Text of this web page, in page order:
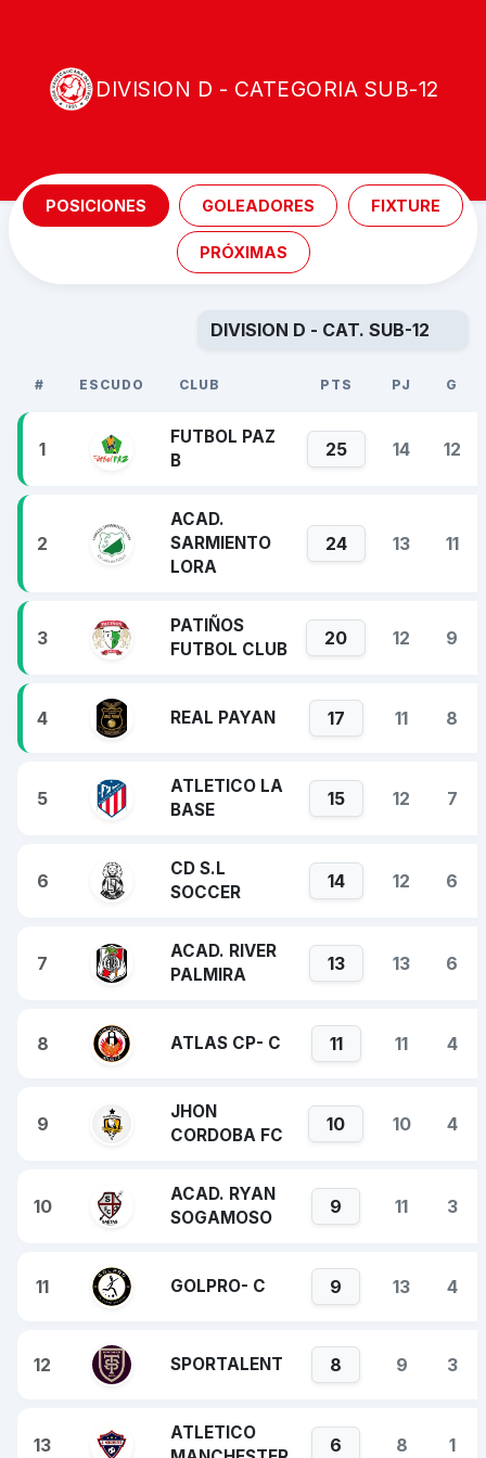
DIVISION D - CATEGORIA SUB-12
POSICIONES GOLEADORES FIXTURE
PRÓXIMAS
# ESCUDO CLUB PTS PJ G
1
FUTBOL PAZ
B
25 14 12
2
ACAD.
SARMIENTO
LORA
24 13 11
3
PATIÑOS
FUTBOL CLUB
20 12 9
4 REAL PAYAN 17 11 8
5
ATLETICO LA
BASE
15 12 7
6
CD S.L
SOCCER
14 12 6
7
ACAD. RIVER
PALMIRA
13 13 6
8 ATLAS CP- C 11 11 4
9
JHON
CORDOBA FC
10 10 4
10
ACAD. RYAN
SOGAMOSO
9 11 3
11 GOLPRO- C 9 13 4
12 SPORTALENT 8 9 3
13
ATLETICO
6 8 1